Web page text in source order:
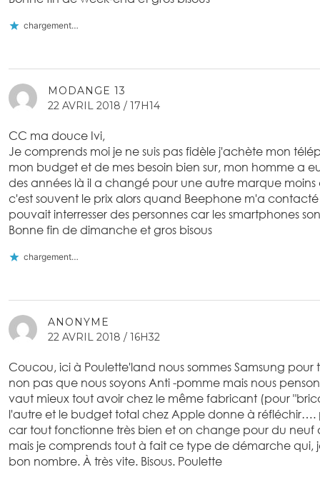
chargement…
MODANGE 13
22 AVRIL 2018 / 17H14
CC ma douce Ivi,
Je comprends moi je ne suis pas fidèle j'achète mon
mon budget et de mes besoin bien sur, mon homme a
des années là il a changé pour une autre marque moins
c'est souvent le prix alors quand Beephone m'a
pouvait interresser des personnes car les smartphones
Bonne fin de dimanche et gros bisous
chargement…
ANONYME
22 AVRIL 2018 / 16H32
Coucou, ici à Poulette'land nous sommes Samsung
non pas que nous soyons Anti -pomme mais nous
vaut mieux tout avoir chez le même fabricant (pour
l'autre et le budget total chez Apple donne à réfléchir….
car tout fonctionne très bien et on change pour du neuf
mais je comprends tout à fait ce type de démarche qui,
bon nombre. À très vite. Bisous. Poulette